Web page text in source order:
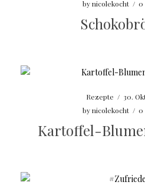
bynicolekocht / 0
Rezepte / 30.
bynicolekocht / 0
Kartoffel-